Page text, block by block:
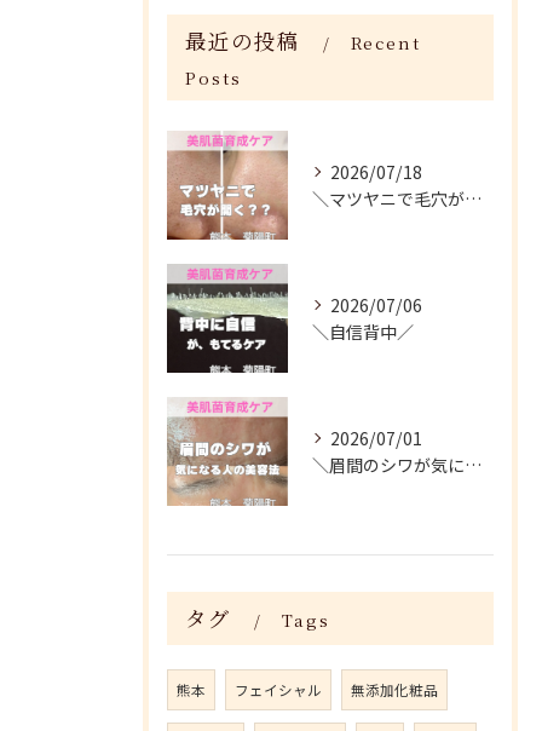
最近の投稿
Recent
Posts
2026/07/18
＼マツヤニで毛穴が開く？／
2026/07/06
＼自信背中／
2026/07/01
＼眉間のシワが気になる人がやってる美容法／
タグ Tags
熊本 フェイシャル 無添加化粧品